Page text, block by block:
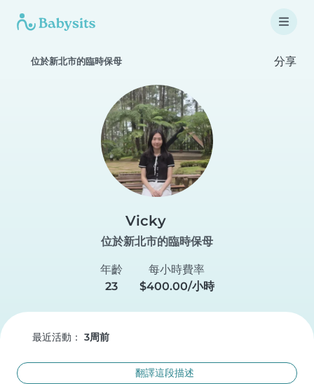
位於新北市的臨時保母 分享
Vicky
位於新北市的臨時保母
年齡
23
每小時費率
$400.00/小時
最近活動： 3周前
翻譯這段描述